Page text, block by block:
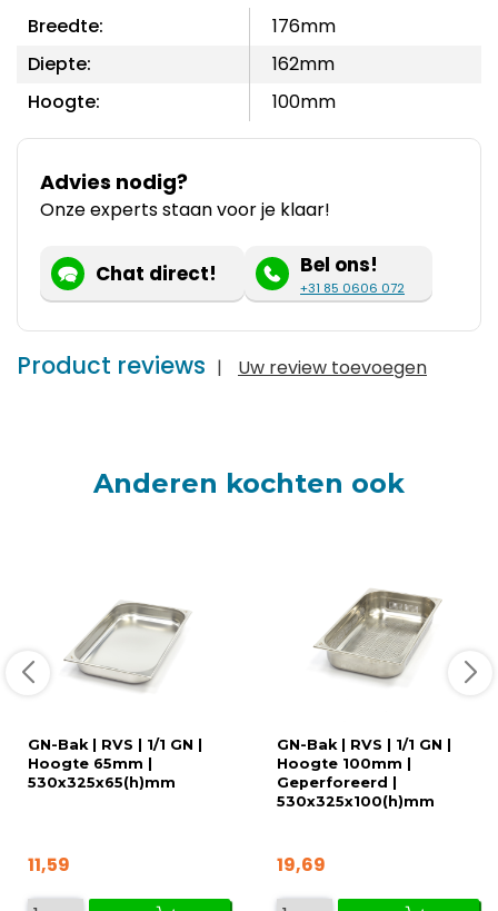
Breedte:
176mm
Diepte:
162mm
Hoogte:
100mm
Advies nodig?
Onze experts staan voor je klaar!
Chat direct! Bel ons!
+31 85 0606 072
Product reviews | Uw review toevoegen
Anderen kochten ook
GN-Bak | RVS | 1/1 GN |
Hoogte 65mm |
530x325x65(h)mm
11,59
GN-Bak | RVS | 1/1 GN |
Hoogte 100mm |
Geperforeerd |
530x325x100(h)mm
19,69